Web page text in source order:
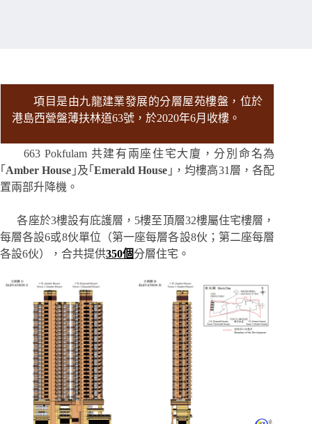
項目是由九龍建業發展的分層屋苑樓盤，位於
港島西營盤薄扶林道63號，於2020年6月收樓。
663 Pokfulam 共建有兩座住宅大廈，分別命名為
｢ Amber House ｣及｢Emerald House ｣，均樓高31層，各配
置兩部升降機。
各座於3樓設有庇護層，5樓至頂層32樓屬住宅樓層，
每層各設6或8伙單位（第一座每層各設8伙；第二座每層
各設6伙），合共提供350個分層住宅。